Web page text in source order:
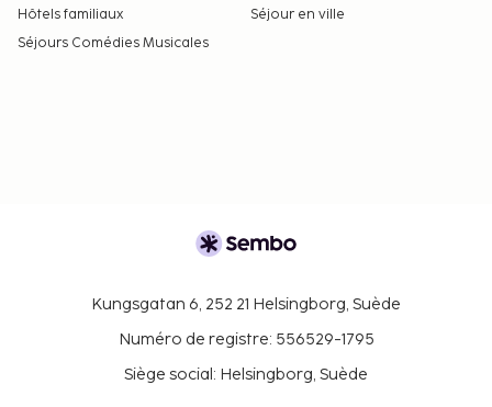
Hôtels familiaux
Séjour en ville
Séjours Comédies Musicales
Kungsgatan 6, 252 21 Helsingborg, Suède
Numéro de registre: 556529-1795
Siège social: Helsingborg, Suède